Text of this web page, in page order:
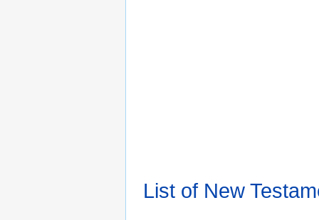
List of New